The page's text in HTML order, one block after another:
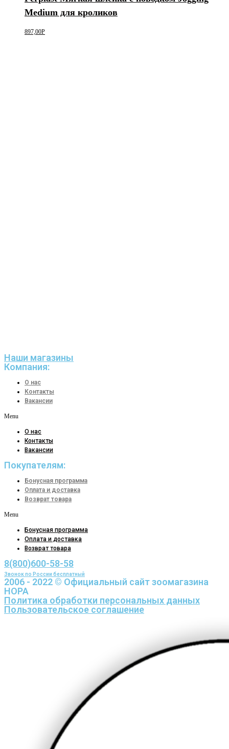
Medium для кроликов
897,00Р
Наши магазины
Компания:
О нас
Контакты
Вакансии
Menu
О нас
Контакты
Вакансии
Покупателям:
Бонусная программа
Оплата и доставка
Возврат товара
Menu
Бонусная программа
Оплата и доставка
Возврат товара
8(800)600-58-58
Звонок по России бесплатный
2006 - 2022 © Официальный сайт зоомагазина
НОРА
Политика обработки персональных данных
Пользовательское соглашение